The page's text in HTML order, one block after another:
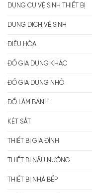
DỤNG CỤ VỆ SINH THIẾT BỊ
DUNG DỊCH VỆ SINH
ĐIỀU HÒA
ĐỒ GIA DỤNG KHÁC
ĐỒ GIA DỤNG NHỎ
ĐỒ LÀM BÁNH
KÉT SẮT
THIẾT BỊ GIA ĐÌNH
THIẾT BỊ NẤU NƯỚNG
THIẾT BỊ NHÀ BẾP